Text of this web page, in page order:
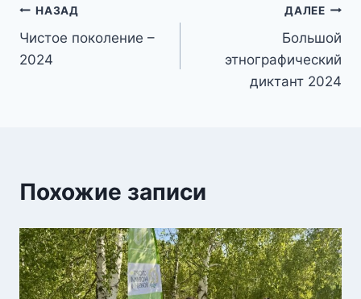
Навигация
по
НАЗАД
Чистое поколение –
2024
ДАЛЕЕ
Большой
этнографический
диктант 2024
Похожие записи